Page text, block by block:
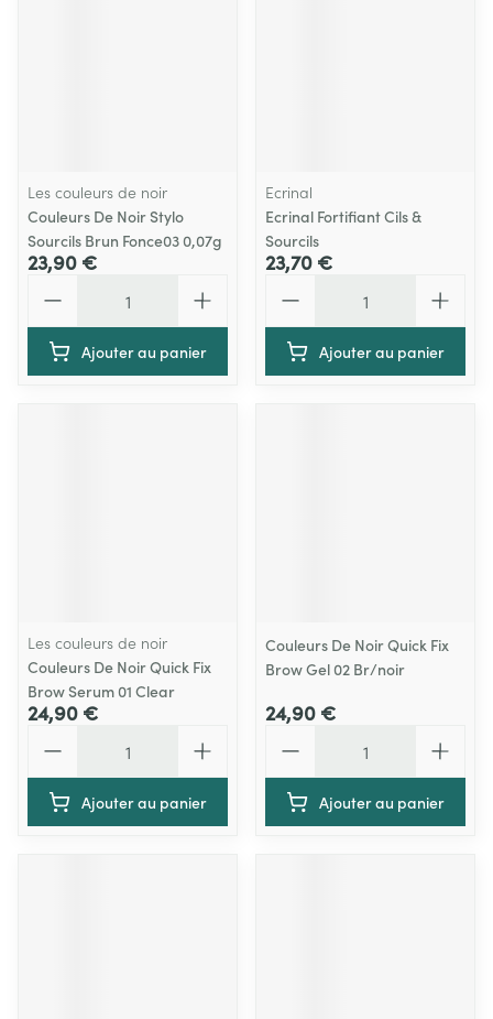
Les couleurs de noir
Couleurs De Noir Stylo
Sourcils Brun Fonce03 0,07g
23,90 €
Ajouter au panier
Ecrinal
Ecrinal Fortifiant Cils &
Sourcils
23,70 €
Ajouter au panier
Les couleurs de noir
Couleurs De Noir Quick Fix
Brow Serum 01 Clear
24,90 €
Ajouter au panier
Couleurs De Noir Quick Fix
Brow Gel 02 Br/noir
24,90 €
Ajouter au panier